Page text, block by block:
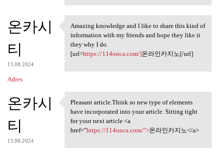
온카시
티
13.08.2024
Adres
Amazing knowledge and I like
Amazing knowledge and I like to share this kind of
information with my friends and hope they like it
they why I do.
[url=https://114onca.com/]온라인카지노[/url]
온카시
티
13.08.2024
Pleasant article.Think so new
Pleasant article.Think so new type of elements
have incorporated into your article. Sitting tight
for your next article <a
href="https://114onca.com/">온라인카지노</a>